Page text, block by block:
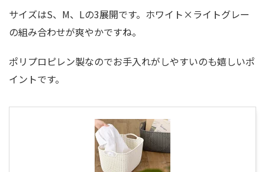
サイズはS、M、Lの3展開です。ホワイト×ライトグレー
の組み合わせが爽やかですね。
ポリプロピレン製なのでお手入れがしやすいのも嬉しいポ
イントです。